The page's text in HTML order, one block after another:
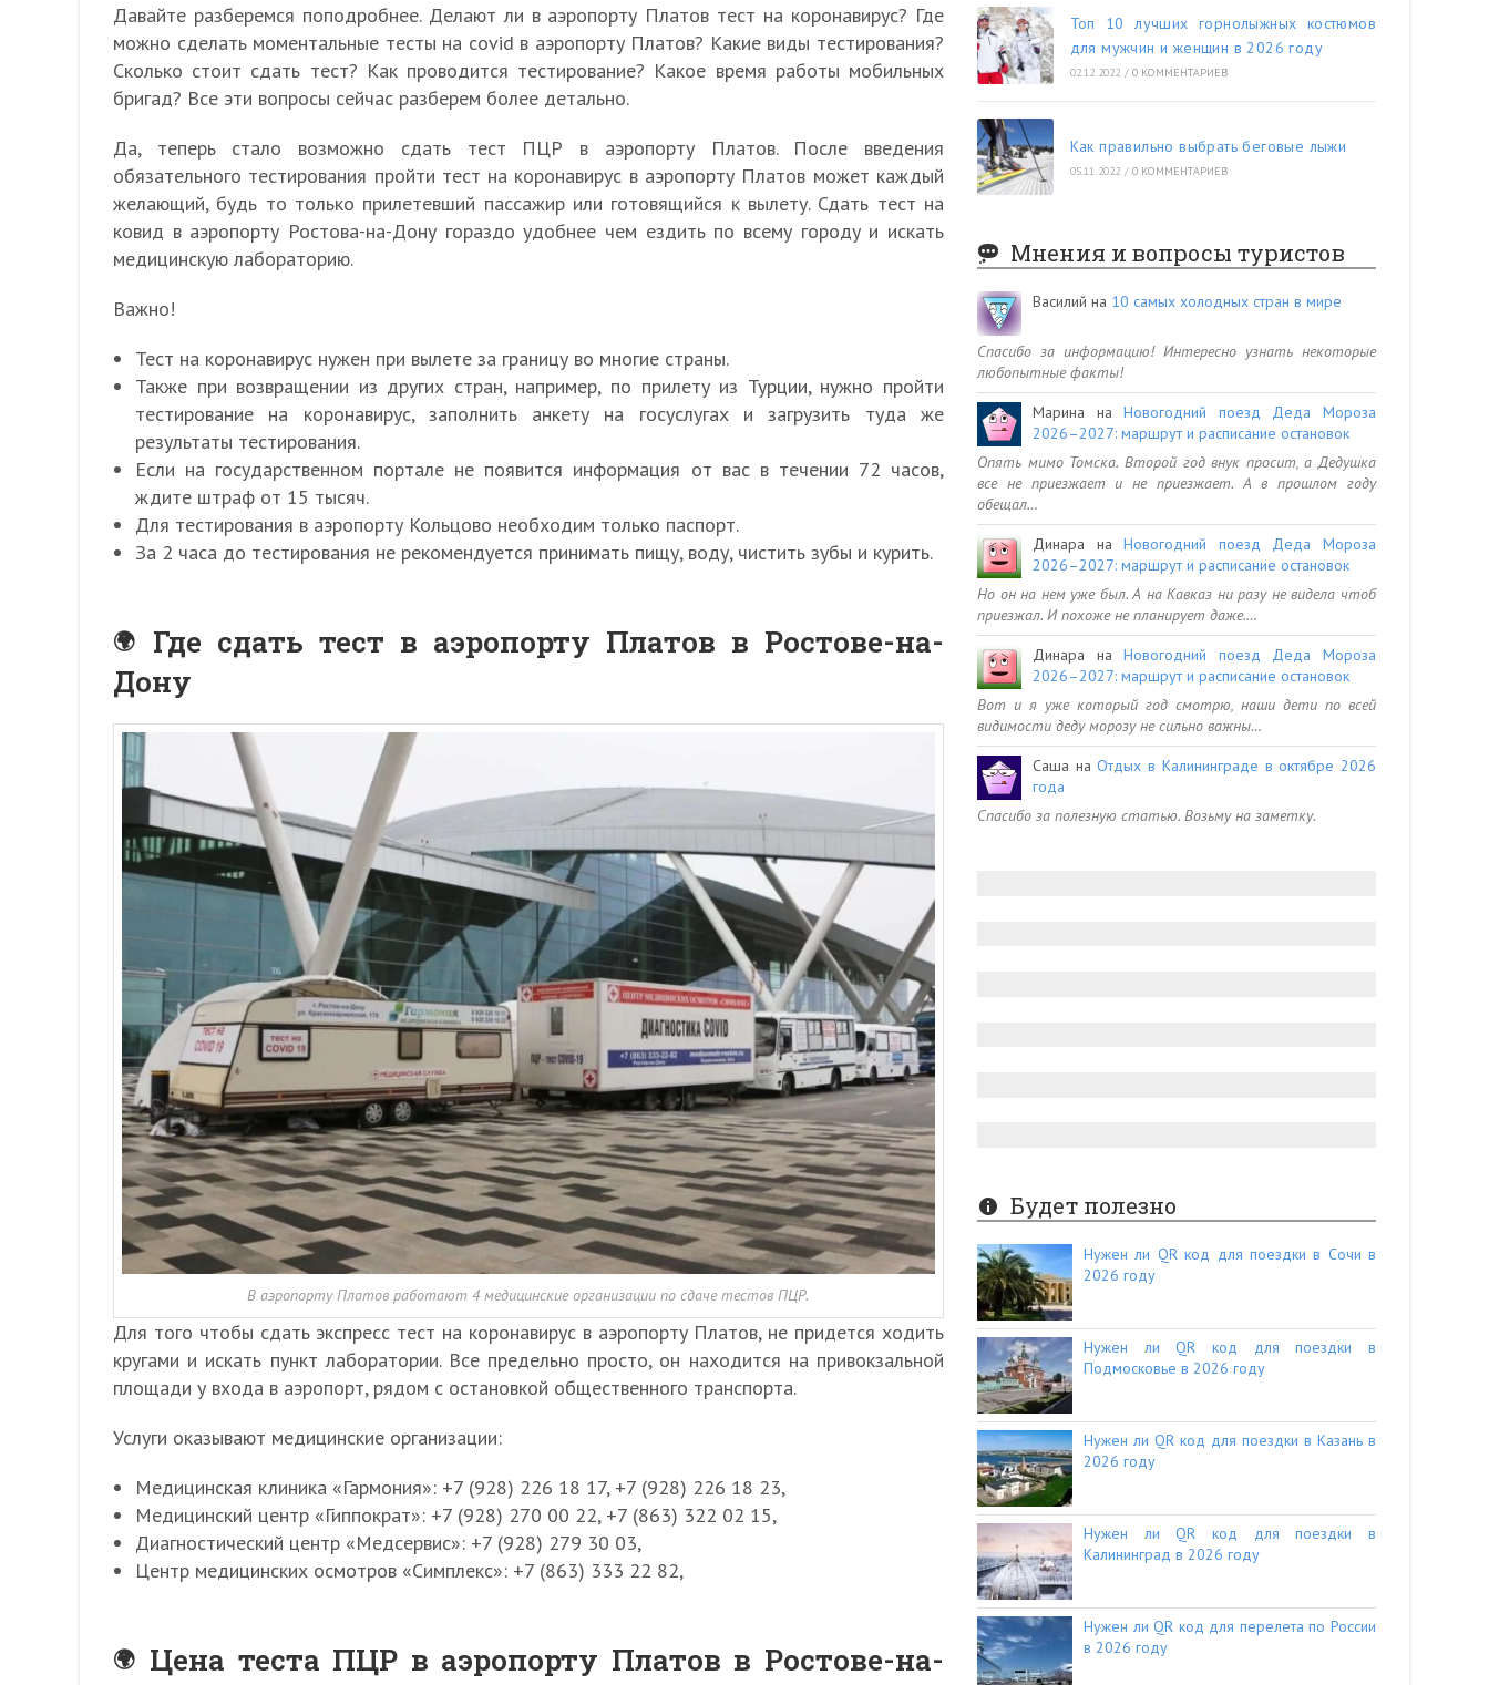
Давайте разберемся поподробнее. Делают ли в аэропорту Платов тест на коронавирус? Где
можно сделать моментальные тесты на covid в аэропорту Платов? Какие виды тестирования?
Сколько стоит сдать тест? Как проводится тестирование? Какое время работы мобильных
бригад? Все эти вопросы сейчас разберем более детально.
Да, теперь стало возможно сдать тест ПЦР в аэропорту Платов. После введения
обязательного тестирования пройти тест на коронавирус в аэропорту Платов может каждый
желающий, будь то только прилетевший пассажир или готовящийся к вылету. Сдать тест на
ковид в аэропорту Ростова-на-Дону гораздо удобнее чем ездить по всему городу и искать
медицинскую лабораторию.
Важно!
Тест на коронавирус нужен при вылете за границу во многие страны.
Также при возвращении из других стран, например, по прилету из Турции, нужно пройти
тестирование на коронавирус, заполнить анкету на госуслугах и загрузить туда же
результаты тестирования.
Если на государственном портале не появится информация от вас в течении 72 часов,
ждите штраф от 15 тысяч.
Для тестирования в аэропорту Кольцово необходим только паспорт.
За 2 часа до тестирования не рекомендуется принимать пищу, воду, чистить зубы и курить.
Где сдать тест в аэропорту Платов в Ростове-на-
Дону
В аэропорту Платов работают 4 медицинские организации по сдаче тестов ПЦР.
Для того чтобы сдать экспресс тест на коронавирус в аэропорту Платов, не придется ходить
кругами и искать пункт лаборатории. Все предельно просто, он находится на привокзальной
площади у входа в аэропорт, рядом с остановкой общественного транспорта.
Услуги оказывают медицинские организации:
Медицинская клиника «Гармония»: +7 (928) 226 18 17, +7 (928) 226 18 23,
Медицинский центр «Гиппократ»: +7 (928) 270 00 22, +7 (863) 322 02 15,
Диагностический центр «Медсервис»: +7 (928) 279 30 03,
Центр медицинских осмотров «Симплекс»: +7 (863) 333 22 82,
Цена теста ПЦР в аэропорту Платов в Ростове-на-
Топ 10 лучших горнолыжных костюмов
для мужчин и женщин в 2026 году
02.12.2022 / 0 КОММЕНТАРИЕВ
Как правильно выбрать беговые лыжи
05.11.2022 / 0 КОММЕНТАРИЕВ
Мнения и вопросы туристов
Василий на 10 самых холодных стран в мире
Спасибо за информацию! Интересно узнать некоторые
любопытные факты!
Марина наНовогодний поезд Деда Мороза
2026–2027: маршрут и расписание остановок
Опять мимо Томска. Второй год внук просит, а Дедушка
все не приезжает и не приезжает. А в прошлом году
обещал…
Динара наНовогодний поезд Деда Мороза
2026–2027: маршрут и расписание остановок
Но он на нем уже был. А на Кавказ ни разу не видела чтоб
приезжал. И похоже не планирует даже.…
Динара наНовогодний поезд Деда Мороза
2026–2027: маршрут и расписание остановок
Вот и я уже который год смотрю, наши дети по всей
видимости деду морозу не сильно важны…
Саша наОтдых в Калининграде в октябре 2026
года
Спасибо за полезную статью. Возьму на заметку.
Будет полезно
Нужен ли QR код для поездки в Сочи в
2026 году
Нужен ли QR код для поездки в
Подмосковье в 2026 году
Нужен ли QR код для поездки в Казань в
2026 году
Нужен ли QR код для поездки в
Калининград в 2026 году
Нужен ли QR код для перелета по России
в 2026 году